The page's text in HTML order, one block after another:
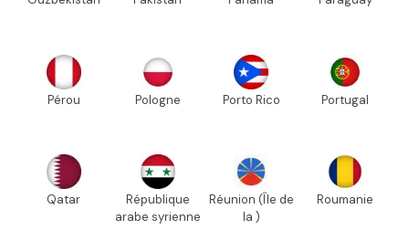
Pérou Pologne Porto Rico Portugal
Qatar
République
arabe syrienne
Réunion (Île de
la )
Roumanie